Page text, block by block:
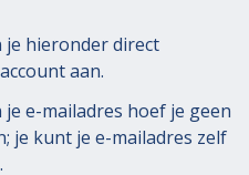
je hieronder direct
aan.
e-mailadres hoef je geen
je kunt je e-mailadres zelf